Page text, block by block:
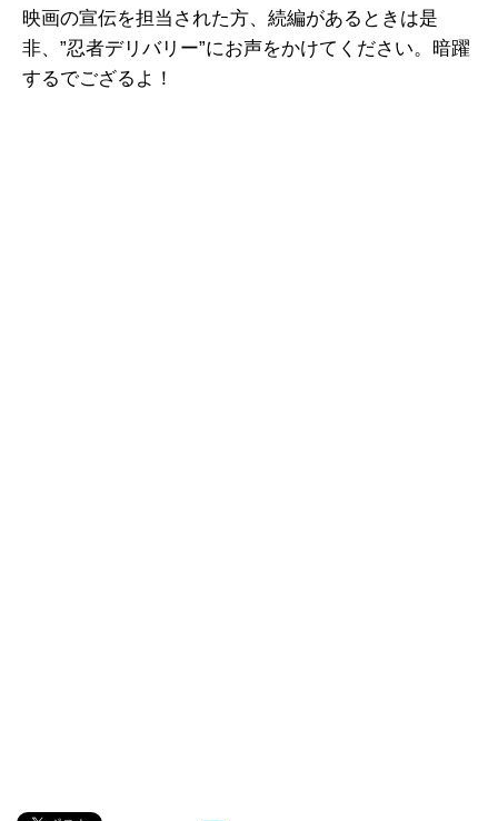
映画の宣伝を担当された方、続編があるときは是
非、”忍者デリバリー”にお声をかけてください。暗躍
するでござるよ！